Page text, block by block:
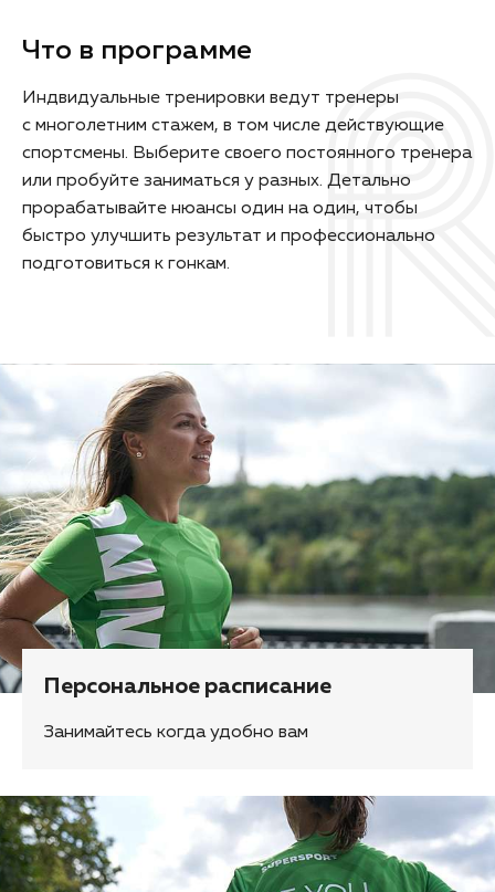
Что в программе
Индвидуальные тренировки ведут тренеры
с многолетним стажем, в том числе действующие
спортсмены. Выберите своего постоянного тренера
или пробуйте заниматься у разных. Детально
прорабатывайте нюансы один на один, чтобы
быстро улучшить результат и профессионально
подготовиться к гонкам.
Персональное расписание
Занимайтесь когда удобно вам